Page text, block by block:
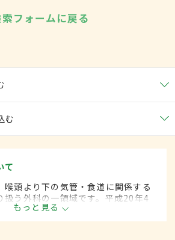
フォームに戻る
む
て
喉頭より下の気管・食道に関係する
扱う外科の一領域です。平成20年4
気管食道科と呼ばれていました。
もっと見る